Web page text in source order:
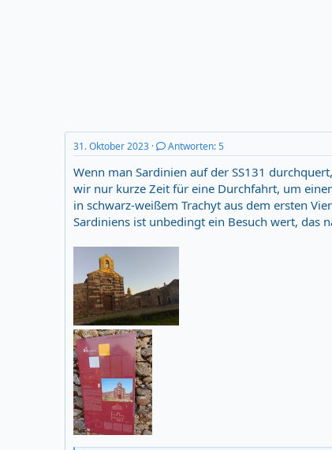
31. Oktober 2023 Antworten: 5
Wenn man Sardinien auf der SS131
wir nur kurze Zeit für eine Durchfahrt, um
in schwarz-weißem Trachyt aus dem ersten
Sardiniens ist unbedingt ein Besuch wert, das